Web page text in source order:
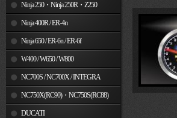
SE Ninja 250・Ninja 250R・Z250
Ninja 400R / ER-4n
Ninja 650 / ER-6n / ER-6f
W400 / W650 / W800
NC700S / NC700X / INTEGRA
NC750X(RC90)・NC750S(RC88)
DUCATI